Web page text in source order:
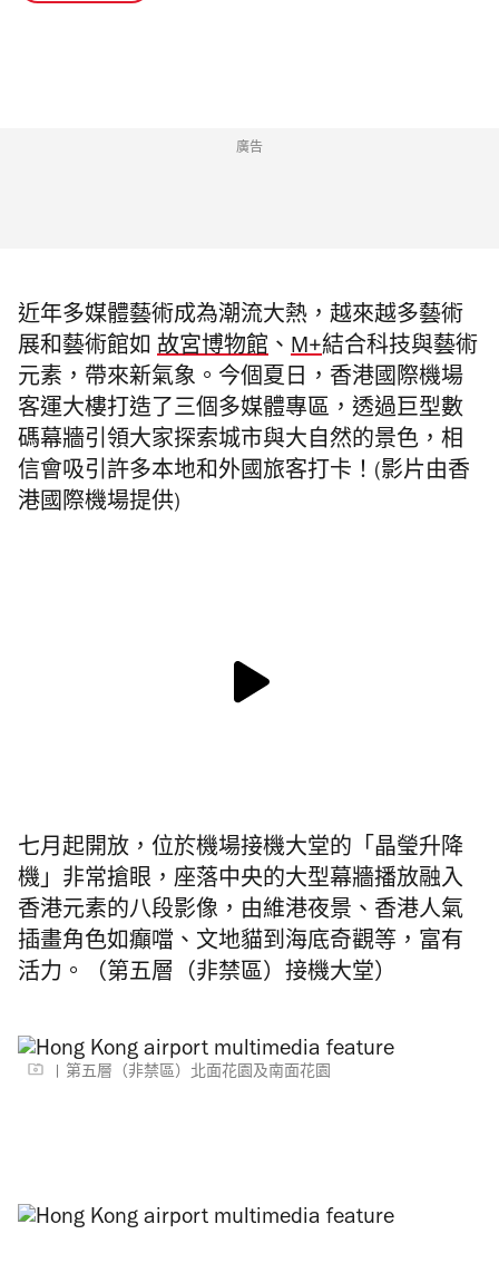
廣告
近年多媒體藝術成為潮流大熱，越來越多藝術
展和藝術館如 故宮博物館 、 M+結合科技與藝術
元素，帶來新氣象。今個夏日，香港國際機場
客運大樓打造了三個多媒體專區，透過巨型數
碼幕牆引領大家探索城市與大自然的景色，相
信會吸引許多本地和外國旅客打卡！(影片由香
港國際機場提供)
七月起開放，位於機場接機大堂的「晶瑩升降
機」非常搶眼，座落中央的大型幕牆播放融入
香港元素的八段影像，由維港夜景、香港人氣
插畫角色如癲噹、文地貓到海底奇觀等，富有
活力。（第五層（非禁區）接機大堂）
第五層（非禁區）北面花園及南面花園